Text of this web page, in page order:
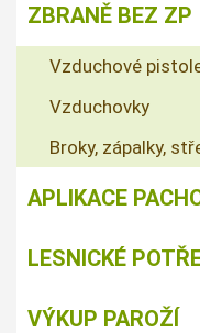
ZBRANĚ BEZ ZP
Vzduchové
Vzduchovky
Broky, zápalky,
APLIKACE
LESNICKÉ
VÝKUP PAROŽÍ